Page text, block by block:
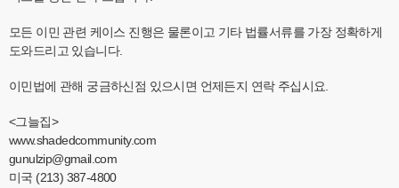
모든 이민 관련 케이스 진행은 물론이고 기타 법률서류를 가장 정확하게
도와드리고 있습니다.
이민법에 관해 궁금하신점 있으시면 언제든지 연락 주십시요.
<그늘집>
www.shadedcommunity.com
gunulzip@gmail.com
미국 (213) 387-4800